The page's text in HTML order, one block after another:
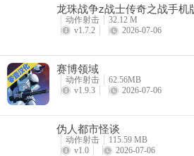
龙珠战争z战士传奇之战手机
动作射击
32.12 M
v1.7.2
2026-07-06
赛博领域
动作射击
62.56MB
v1.9.3
2026-07-06
伪人都市怪谈
动作射击
115.59 MB
v1.0
2026-07-06